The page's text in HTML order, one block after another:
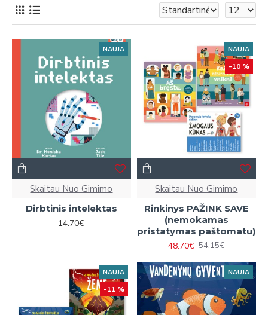
NAUJA
Skaitau Nuo Gimimo
Dirbtinis intelektas
14.70€
NAUJA
-10 %
Skaitau Nuo Gimimo
Rinkinys PAŽINK SAVE
(nemokamas
pristatymas paštomatu)
48.70€ 54.15€
NAUJA
-11 %
NAUJA